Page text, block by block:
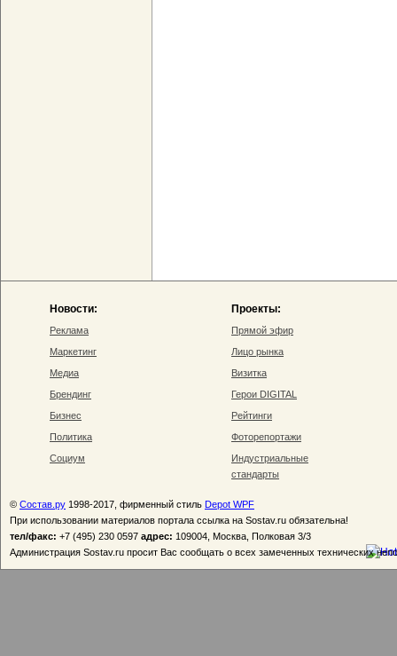
Новости:
Реклама
Маркетинг
Медиа
Брендинг
Бизнес
Политика
Социум
Проекты:
Прямой эфир
Лицо рынка
Визитка
Герои DIGITAL
Рейтинги
Фоторепортажи
Индустриальные
стандарты
© Состав.ру 1998-2017, фирменный стиль Depot WPF
При использовании материалов портала ссылка на Sostav.ru обязательна!
тел/факс: +7 (495) 230 0597 адрес: 109004, Москва, Полковая 3/3
Администрация Sostav.ru просит Вас сообщать о всех замеченных технических